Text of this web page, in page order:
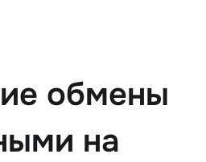
обмены
на